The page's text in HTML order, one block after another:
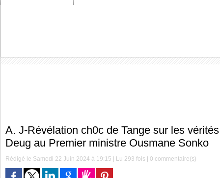
A. J-Révélation ch0c de Tange sur les
Deug au Premier ministre Ousmane Sonko
Rédigé le Samedi 22 Juin 2024 à 19:15 | Lu 293 fois |0 commentaire(s)